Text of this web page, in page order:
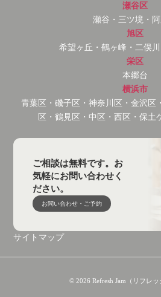
瀬谷区
瀬谷・三ツ境・
旭区
希望ヶ丘・鶴ヶ峰・二俣
栄区
本郷台
横浜市
青葉区・磯子区・神奈川区・金沢区
区・鶴見区・中区・西区・保土
ご相談は無料です。お
気軽にお問い合わせく
ださい。
お問い合わせ・ご予約
サイトマップ
© 2026 Refresh Jam（リフレッ